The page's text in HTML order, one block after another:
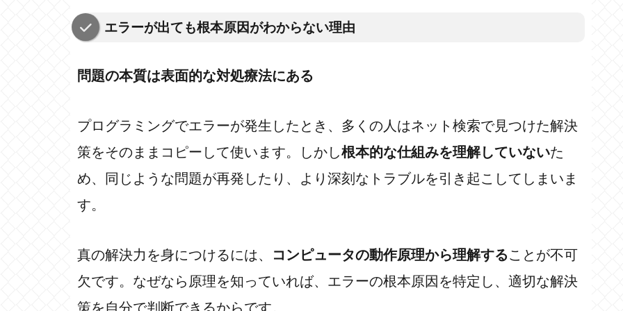
エラーが出ても根本原因がわからない理由
問題の本質は表面的な対処療法にある
プログラミングでエラーが発生したとき、多くの人はネット検索で見つけた解決
策をそのままコピーして使います。しかし根本的な仕組みを理解していないた
め、同じような問題が再発したり、より深刻なトラブルを引き起こしてしまいま
す。
真の解決力を身につけるには、 コンピュータの動作原理から理解することが不可
欠です。なぜなら原理を知っていれば、エラーの根本原因を特定し、適切な解決
策を自分で判断できるからです。